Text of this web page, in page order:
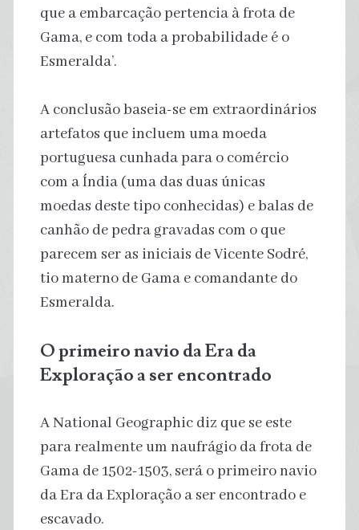
que a embarcação pertencia à frota de
Gama, e com toda a probabilidade é o
Esmeralda’.
A conclusão baseia-se em extraordinários
artefatos que incluem uma moeda
portuguesa cunhada para o comércio
com a Índia (uma das duas únicas
moedas deste tipo conhecidas) e balas de
canhão de pedra gravadas com o que
parecem ser as iniciais de Vicente Sodré,
tio materno de Gama e comandante do
Esmeralda.
O primeiro navio da Era da
Exploração a ser encontrado
A National Geographic diz que se este
para realmente um naufrágio da frota de
Gama de 1502-1503, será o primeiro navio
da Era da Exploração a ser encontrado e
escavado.